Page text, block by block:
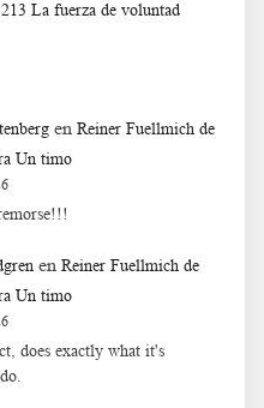
La fuerza de voluntad
en Reiner Fuellmich de
Un timo
en Reiner Fuellmich de
Un timo
does exactly what it's